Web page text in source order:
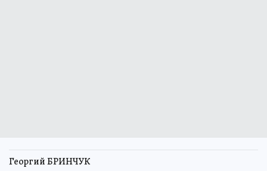
Георгий БРИНЧУК